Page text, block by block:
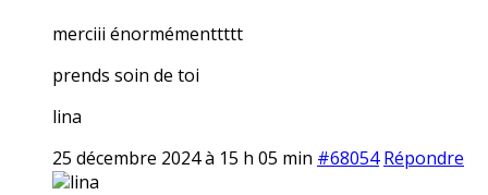
merciii énormémenttttt
prends soin de toi
lina
25 décembre 2024 à 15 h 05 min #68054 Répondre
lina